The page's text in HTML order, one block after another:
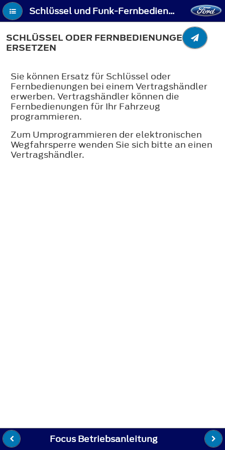
Schlüssel und Funk-Fernbedienungen - Schlüssel oder Fernbedienungen - ersetzen
SCHLÜSSEL ODER FERNBEDIENUNGEN -
ERSETZEN
Sie können Ersatz für Schlüssel oder
Fernbedienungen bei einem Vertragshändler
erwerben. Vertragshändler können die
Fernbedienungen für Ihr Fahrzeug
programmieren.
Zum Umprogrammieren der elektronischen
Wegfahrsperre wenden Sie sich bitte an einen
Vertragshändler.
Focus Betriebsanleitung